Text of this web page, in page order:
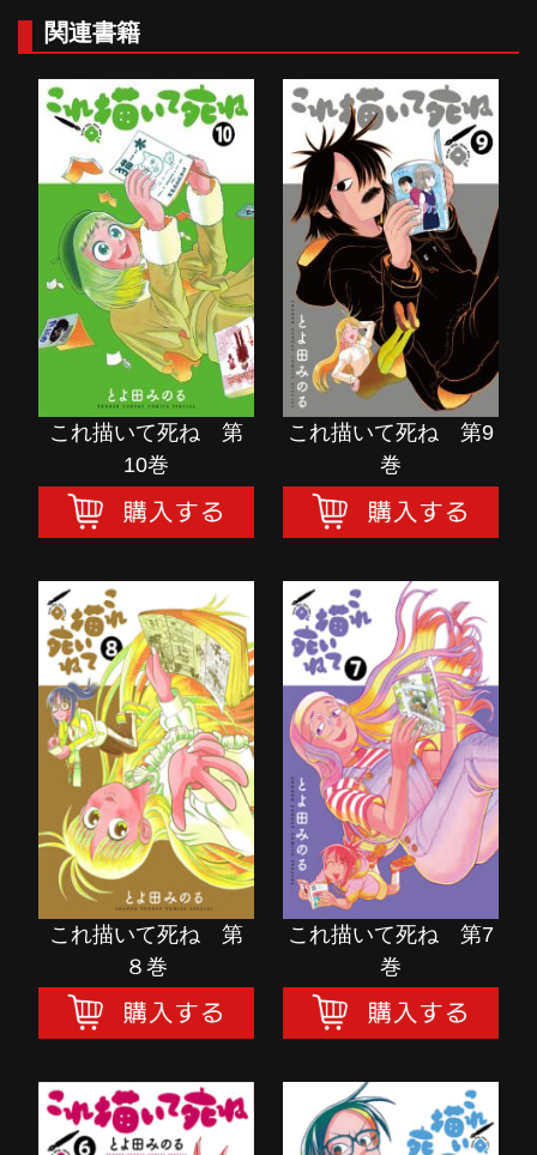
関連書籍
これ描いて死ね 第
10巻
購入する
これ描いて死ね 第
10巻
これ描いて死ね 第9
巻
購入する
これ描いて死ね 第9
巻
これ描いて死ね 第
８巻
購入する
これ描いて死ね 第
８巻
これ描いて死ね 第7
巻
購入する
これ描いて死ね 第7
巻